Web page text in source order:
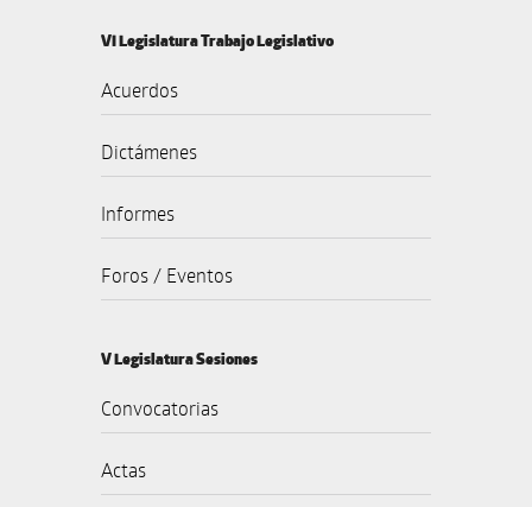
VI Legislatura Trabajo Legislativo
Acuerdos
Dictámenes
Informes
Foros / Eventos
V Legislatura Sesiones
Convocatorias
Actas